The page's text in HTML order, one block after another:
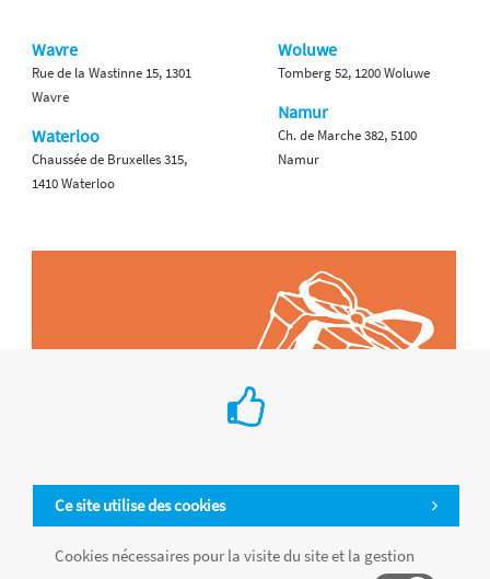
Ce site utilise des cookies
Cookies nécessaires pour la visite du site et la gestion
Wavre
Rue de la Wastinne 15, 1301
Wavre
Waterloo
Chaussée de Bruxelles 315,
1410 Waterloo
Woluwe
Tomberg 52, 1200 Woluwe
Namur
Ch. de Marche 382, 5100
Namur